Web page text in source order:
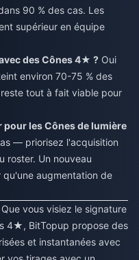
90 % des cas. Les
supérieur en équipe
des Cônes 4★ ? Oui
environ 70-75 % des
tout à fait viable pour
les Cônes de lumière
— priorisez l'acquisition
roster. Un nouveau
augmentation de
vous visiez le signature
4★, BitTopup propose des
et instantanées avec